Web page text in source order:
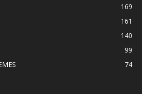
169
161
140
99
74